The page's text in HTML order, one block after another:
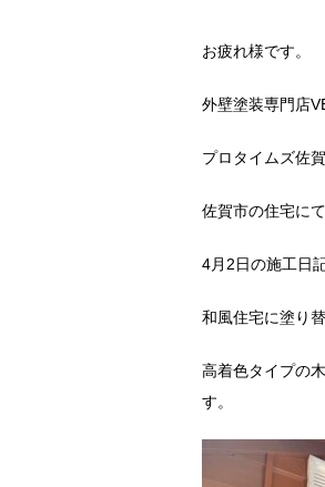
お疲れ様です。
外壁塗装専門店
プロタイムズ佐
佐賀市の住宅に
4月2日の施工日
和風住宅に塗り
高着色タイプの
す。